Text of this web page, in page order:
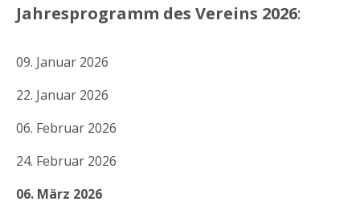
Jahresprogramm des Vereins 2026:
09. Januar 2026
22. Januar 2026
06. Februar 2026
24. Februar 2026
06. März 2026